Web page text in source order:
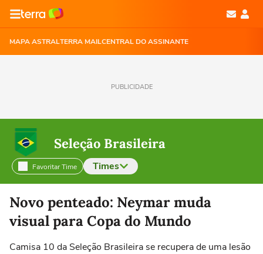
MAPA ASTRALTERRA MAILCENTRAL DO ASSINANTE
PUBLICIDADE
Seleção Brasileira
Favoritar Time Times
Selecione o time para ver as notícias
Novo penteado: Neymar muda
visual para Copa do Mundo
Camisa 10 da Seleção Brasileira se recupera de uma lesão